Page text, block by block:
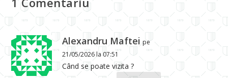
Alexandru Maftei pe
21/05/2026 la 07:51
Când se poate vizita ?